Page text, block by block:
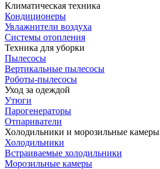
Климатическая техника
Кондиционеры
Увлажнители воздуха
Системы отопления
Техника для уборки
Пылесосы
Вертикальные пылесосы
Роботы-пылесосы
Уход за одеждой
Утюги
Парогенераторы
Отпариватели
Холодильники и морозильные камеры
Холодильники
Встраиваемые холодильники
Морозильные камеры